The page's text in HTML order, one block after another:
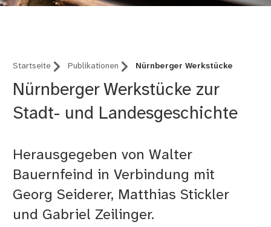
Startseite Publikationen Nürnberger Werkstücke
Nürnberger Werkstücke zur
Stadt- und Landesgeschichte
Herausgegeben von Walter
Bauernfeind in Verbindung mit
Georg Seiderer, Matthias Stickler
und Gabriel Zeilinger.